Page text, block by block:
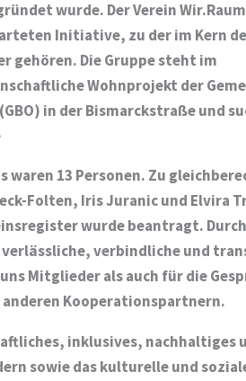
wurde. Der Verein
Initiative, zu der im Kern
gehören. Die Gruppe steht im
Wohnprojekt der
in der Bismarckstraße und
waren 13 Personen. Zu
Folten, Iris Juranic und Elvira
wurde beantragt.
verbindliche und
Mitglieder als auch für die
Kooperationspartnern.
inklusives, nachhaltiges
sowie das kulturelle und